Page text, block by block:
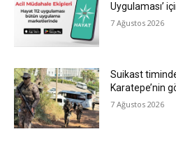
Uygulaması’
7 Ağustos 2026
Suikast
Karatepe’nin
7 Ağustos 2026